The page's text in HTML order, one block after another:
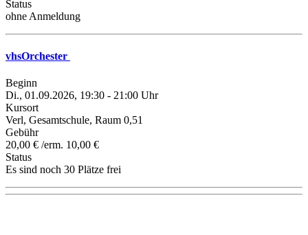
Status
ohne Anmeldung
vhsOrchester
Beginn
Di., 01.09.2026, 19:30 - 21:00 Uhr
Kursort
Verl, Gesamtschule, Raum 0,51
Gebühr
20,00 € /erm. 10,00 €
Status
Es sind noch 30 Plätze frei